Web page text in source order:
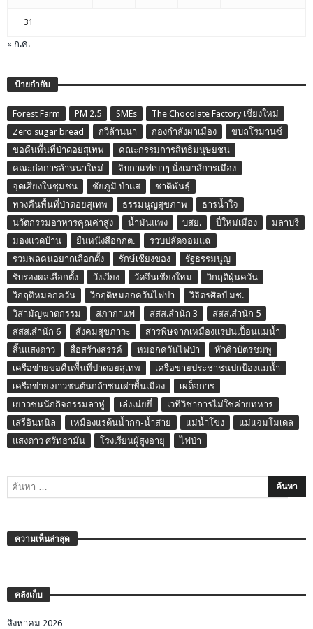
31
« ก.ค.
ป้ายกำกับ
Forest Farm PM 2.5 SMEs
The Chocolate Factory เชียงใหม่
Zero sugar bread
กวีล้านนา กองกำลังผาเมือง
ขบถโรมานซ์
ขอคืนพื้นที่ป่าดอยสุเทพ
คณะกรรมการสิทธิมนุษยชน
คณะก่อการล้านนาใหม่
จิบกาแฟเบาๆ นั่งเมาส์การเมือง
จุดเสี่ยงในชุมชน
ชัยภูมิ ป่าแส
ชาติพันธุ์
ทวงคืนพื้นที่ป่าดอยสุเทพ
ธรรมนูญสุขภาพ
ธารน้ำใจ
นวัตกรรมอาหารคุณค่าสูง
น้ำมันแพง บสย. ปี๋ใหม่เมือง
มลาบรี
มองแวดบ้าน
ยื่นหนังสือกกต.
รวบปลัดจอมแฉ
รวมพลคนอยากเลือกตั้ง
รักษ์เชียงของ
รัฐธรรมนูญ
รับรองผลเลือกตั้ง
วังเวียง วัดจีนเชียงใหม่
วิกฤติฝุ่นควัน
วิกฤติหมอกควัน
วิกฤติหมอกควันไฟป่า
วิจิตรศิลป์ มช.
วิสามัญฆาตกรรม
สภากาแฟ สสส.สำนัก 3
สสส.สำนัก 5
สสส.สำนัก 6
สังคมสุขภาวะ
สารพิษจากเหมืองแร่ปนเปื้อนแม่น้ำ
สิ้นแสงดาว
สื่อสร้างสรรค์ หมอกควันไฟป่า
หัวคิวบัตรชมพู
เครือข่ายขอคืนพื้นที่ป่าดอยสุเทพ
เครือข่ายประชาชนปกป้องแม่น้ำ
เครือข่ายเยาวชนต้นกล้าชนเผ่าพื้นเมือง
เผด็จการ
เยาวชนนักกิจกรรมลาหู่
เล่งเน่ยยี่
เวทีวิชาการไม่ใช่ค่ายทหาร
เสรีอินทนิล
เหมืองแร่ต้นน้ำกก-น้ำสาย แม่น้ำโขง
แม่แจ่มโมเดล
แสงดาว ศรัทธามั่น
โรงเรียนผู้สูงอายุ ไฟป่า
ความเห็นล่าสุด
คลังเก็บ
สิงหาคม 2026